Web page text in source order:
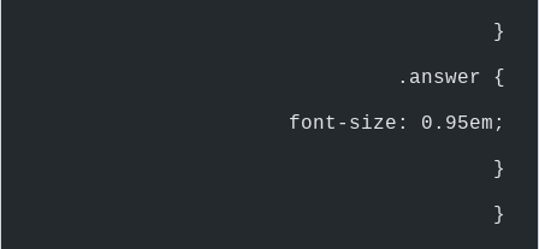
        }
        .answer {
            font-size: 0.95em;
        }
    }